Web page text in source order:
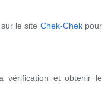
le site Chek-Chekpour
vérification et obtenir le